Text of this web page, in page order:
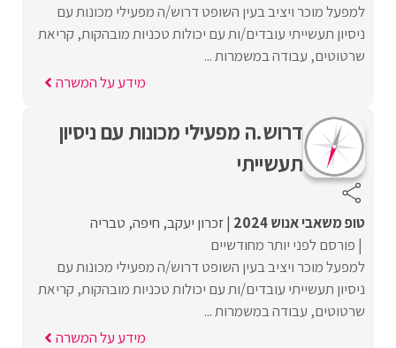
למפעל מוכר ויציב בעין השופט דרוש/ה מפעילי מכונות עם
ניסיון תעשייתי עובדים/ות עם יכולות טכניות מובהקות, קריאת
שרטוטים, עבודה במשמרות ...
מידע על המשרה
דרוש.ה מפעילי מכונות עם ניסיון
תעשייתי
טופ משאבי אנוש 2024 זכרון יעקב חיפה טבריה
פורסם לפני יותר מחודשיים
למפעל מוכר ויציב בעין השופט דרוש/ה מפעילי מכונות עם
ניסיון תעשייתי עובדים/ות עם יכולות טכניות מובהקות, קריאת
שרטוטים, עבודה במשמרות ...
מידע על המשרה